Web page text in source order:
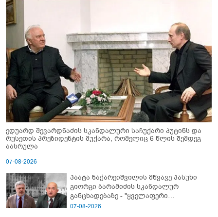
ედუარდ შევარდნაძის სკანდალური საჩუქარი პუტინს და
რუსეთის პრეზიდენტის მუქარა, რომელიც 6 წლის შემდეგ
აასრულა
07-08-2026
პაატა ზაქარეიშვილის მწვავე პასუხი
გიორგი ბარამიძის სკანდალურ
განცხადებაზე - "ყველაფერი
დეტალურად ვიცი... კამანში მოკლული
07-08-2026